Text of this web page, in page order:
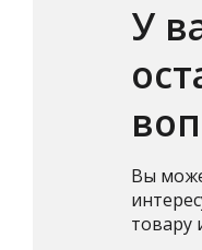
У
Вы
товару